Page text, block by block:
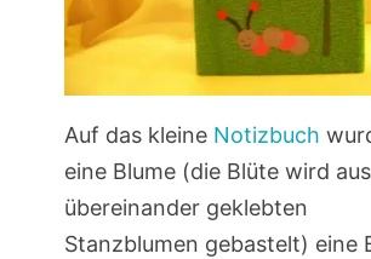
Auf das kleine Notizbuch
eine Blume (die Blüte wird
übereinander geklebten
Stanzblumen gebastelt) eine